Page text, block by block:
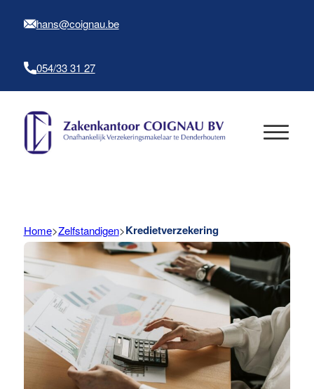
hans@coignau.be
054/33 31 27
Home>Zelfstandigen>Kredietverzekering